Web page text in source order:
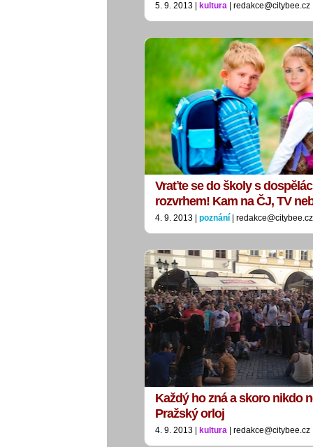
5. 9. 2013 | kultura | redakce@citybee.cz
Vraťte se do školy s
rozvrhem! Kam na ČJ, TV
4. 9. 2013 | poznání | redakce@citybee.cz
Každý ho zná a skoro nikdo
Pražský orloj
4. 9. 2013 | kultura | redakce@citybee.cz